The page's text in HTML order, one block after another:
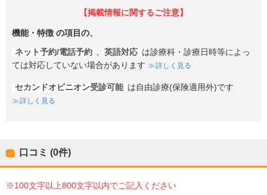
【掲載情報に関するご注意】
機能・特徴 の項目の、
ネット予約/電話予約 英語対応 は診療科・診療日時等によっ
ては対応していない場合があります
詳しく見る
セカンドオピニオン受診可能 は自由診療(保険適用外)です
詳しく見る
口コミ (0件)
※100文字以上800文字以内でご記入ください